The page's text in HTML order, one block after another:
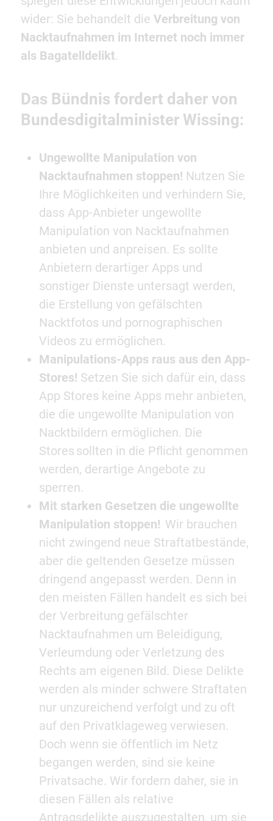
wider: Sie behandelt die Verbreitung von
Nacktaufnahmen im Internet noch immer
als Bagatelldelikt.
Das Bündnis fordert daher von
Bundesdigitalminister Wissing:
Ungewollte Manipulation von
Nacktaufnahmen stoppen! Nutzen Sie
Ihre Möglichkeiten und verhindern Sie,
dass App-Anbieter ungewollte
Manipulation von Nacktaufnahmen
anbieten und anpreisen. Es sollte
Anbietern derartiger Apps und
sonstiger Dienste untersagt werden,
die Erstellung von gefälschten
Nacktfotos und pornographischen
Videos zu ermöglichen.
Manipulations-Apps raus aus den App-
Stores! Setzen Sie sich dafür ein, dass
App Stores keine Apps mehr anbieten,
die die ungewollte Manipulation von
Nacktbildern ermöglichen. Die
Stores sollten in die Pflicht genommen
werden, derartige Angebote zu
sperren.
Mit starken Gesetzen die ungewollte
Manipulation stoppen! Wir brauchen
nicht zwingend neue Straftatbestände,
aber die geltenden Gesetze müssen
dringend angepasst werden. Denn in
den meisten Fällen handelt es sich bei
der Verbreitung gefälschter
Nacktaufnahmen um Beleidigung,
Verleumdung oder Verletzung des
Rechts am eigenen Bild. Diese Delikte
werden als minder schwere Straftaten
nur unzureichend verfolgt und zu oft
auf den Privatklageweg verwiesen.
Doch wenn sie öffentlich im Netz
begangen werden, sind sie keine
Privatsache. Wir fordern daher, sie in
diesen Fällen als relative
Antragsdelikte auszugestalten, um sie